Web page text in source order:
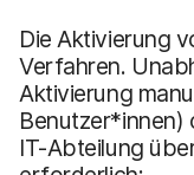
Die Aktivierung
Verfahren.
Aktivierung
Benutzer*innen)
IT-Abteilung